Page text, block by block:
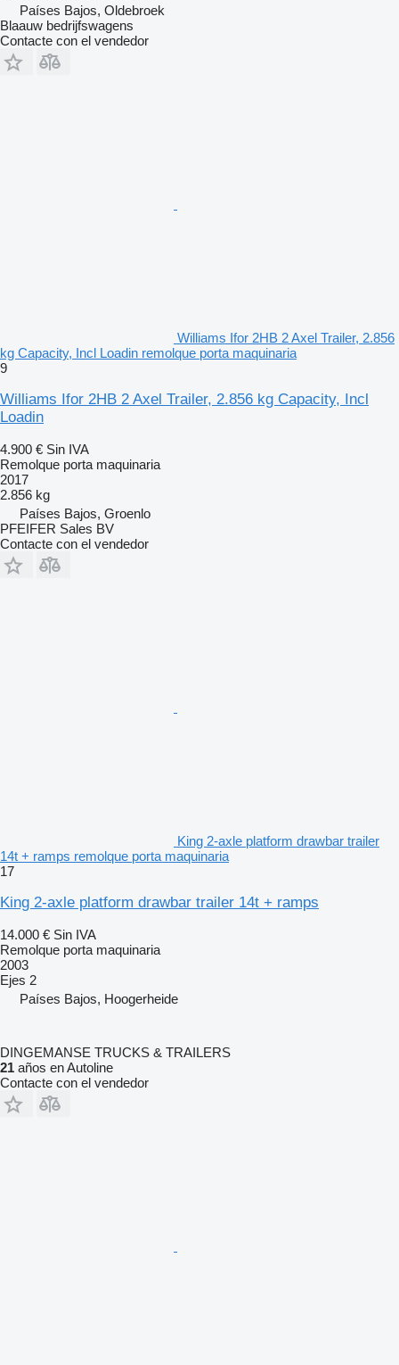
Países Bajos, Oldebroek
Blaauw bedrijfswagens
Contacte con el vendedor
Williams Ifor 2HB 2 Axel Trailer, 2.856
kg Capacity, Incl Loadin remolque porta maquinaria
9
Williams Ifor 2HB 2 Axel Trailer, 2.856 kg Capacity, Incl
Loadin
4.900 € Sin IVA
Remolque porta maquinaria
2017
2.856 kg
Países Bajos, Groenlo
PFEIFER Sales BV
Contacte con el vendedor
King 2-axle platform drawbar trailer
14t + ramps remolque porta maquinaria
17
King 2-axle platform drawbar trailer 14t + ramps
14.000 € Sin IVA
Remolque porta maquinaria
2003
Ejes 2
Países Bajos, Hoogerheide
DINGEMANSE TRUCKS & TRAILERS
21 años en Autoline
Contacte con el vendedor